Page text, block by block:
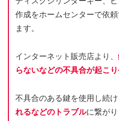
作成をホームセンターで依
ます。
インターネット販売店より、
らないなどの不具合が起こ
不具合のある鍵を使用し続け
れるなどのトラブルに繋がり